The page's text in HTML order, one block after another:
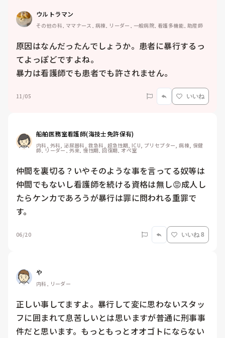
ウルトラマン
その他の科, ママナース, 病棟, リーダー, 一般病院, 看護多機能, 助産師
原因はなんだったんでしょうか。患者に暴行するっ
てよっぽどですよね。
暴力は看護師でも患者でも許されません。
11/05 いいね
船舶医務室看護師(海技士免許保有)
内科, 外科, 泌尿器科, 救急科, 超急性期, ICU, プリセプター, 病棟, 保健
師, リーダー, 外来, 慢性期, 回復期, オペ室
仲間を裏切る？いやそのような事を言ってる奴等は
仲間でもないし看護師を続ける資格は無し😡成人し
たらケンカであろうが暴行は罪に問われる重罪で
す。
06/20 いいね 8
や
内科, リーダー
正しい事してますよ。暴行して変に思わないスタッ
フに囲まれて息苦しいとは思いますが普通に刑事事
件だと思います。もっともっとオオゴトにならない